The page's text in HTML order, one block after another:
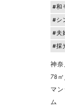
#和
#シ
#夫
#採
神
78
マ
ム